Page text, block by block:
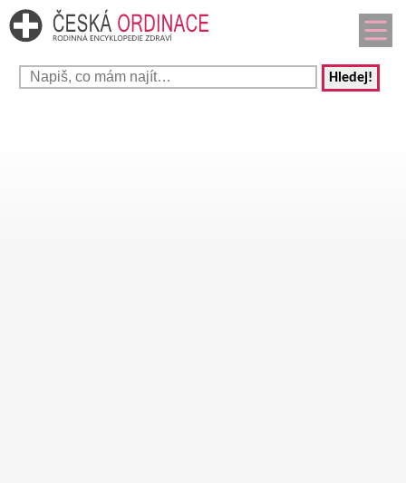
Hledej!